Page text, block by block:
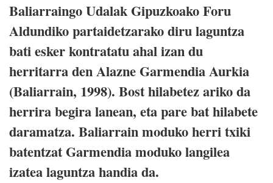
Baliarraingo Udalak Gipuzkoako Foru
Aldundiko partaidetzarako diru laguntza
bati esker kontratatu ahal izan du
herritarra den Alazne Garmendia Aurkia
(Baliarrain, 1998). Bost hilabetez ariko da
herrira begira lanean, eta pare bat hilabete
daramatza. Baliarrain moduko herri txiki
batentzat Garmendia moduko langilea
izatea laguntza handia da.